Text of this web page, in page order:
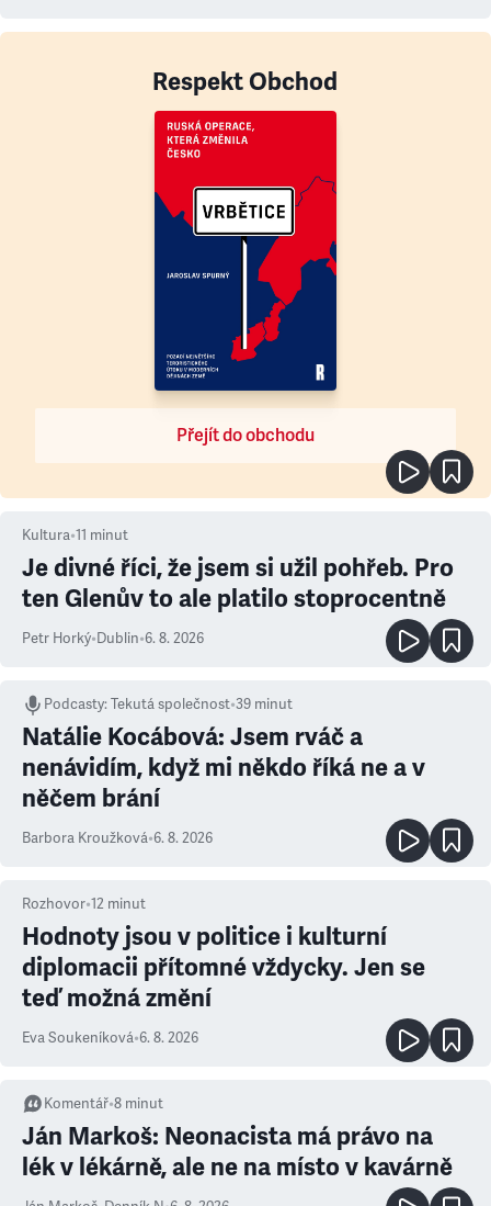
Respekt Obchod
Přejít do obchodu
Kultura•11 minut
Je divné říci, že jsem si užil pohřeb. Pro
ten Glenův to ale platilo stoprocentně
Petr Horký•Dublin•6. 8. 2026
Podcasty:Tekutá společnost•39 minut
Natálie Kocábová: Jsem rváč a
nenávidím, když mi někdo říká ne a v
něčem brání
Barbora Kroužková•6. 8. 2026
Rozhovor•12 minut
Hodnoty jsou v politice i kulturní
diplomacii přítomné vždycky. Jen se
teď možná změní
Eva Soukeníková•6. 8. 2026
Komentář•8 minut
Ján Markoš: Neonacista má právo na
lék v lékárně, ale ne na místo v kavárně